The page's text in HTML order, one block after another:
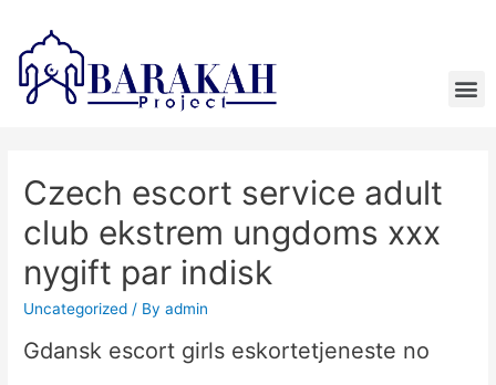
Czech escort service adult
club ekstrem ungdoms xxx
nygift par indisk
Uncategorized / Byadmin
Gdansk escort girls eskortetjeneste no